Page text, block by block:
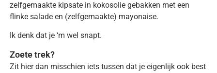
zelfgemaakte kipsate in kokosolie gebakken met een
flinke salade en (zelfgemaakte) mayonaise.
Ik denk dat je ‘m wel snapt.
Zoete trek?
Zit hier dan misschien iets tussen dat je eigenlijk ook best